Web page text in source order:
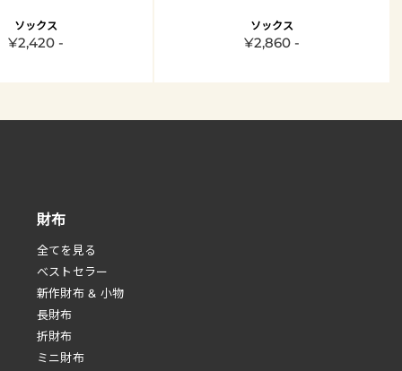
ソックス
¥2,420 -
ソックス
¥2,860 -
財布
全てを見る
べストセラー
新作財布 & 小物
長財布
折財布
ミニ財布